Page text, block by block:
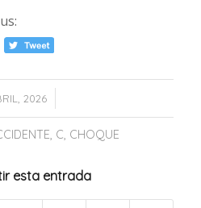
2026
/
, C, CHOQUE
esta entrada